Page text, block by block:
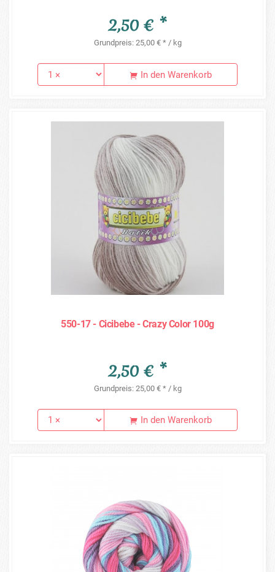
2,50 € *
Grundpreis: 25,00 € * / kg
In den Warenkorb
550-17 - Cicibebe - Crazy Color 100g
2,50 € *
Grundpreis: 25,00 € * / kg
In den Warenkorb